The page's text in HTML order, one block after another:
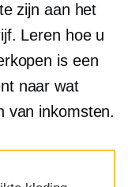
zijn aan het
Leren hoe u
is een
naar wat
van inkomsten.